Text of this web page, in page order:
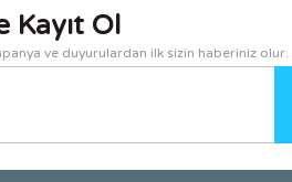
Kayıt Ol
ve duyurulardan ilk sizin haberiniz olur.